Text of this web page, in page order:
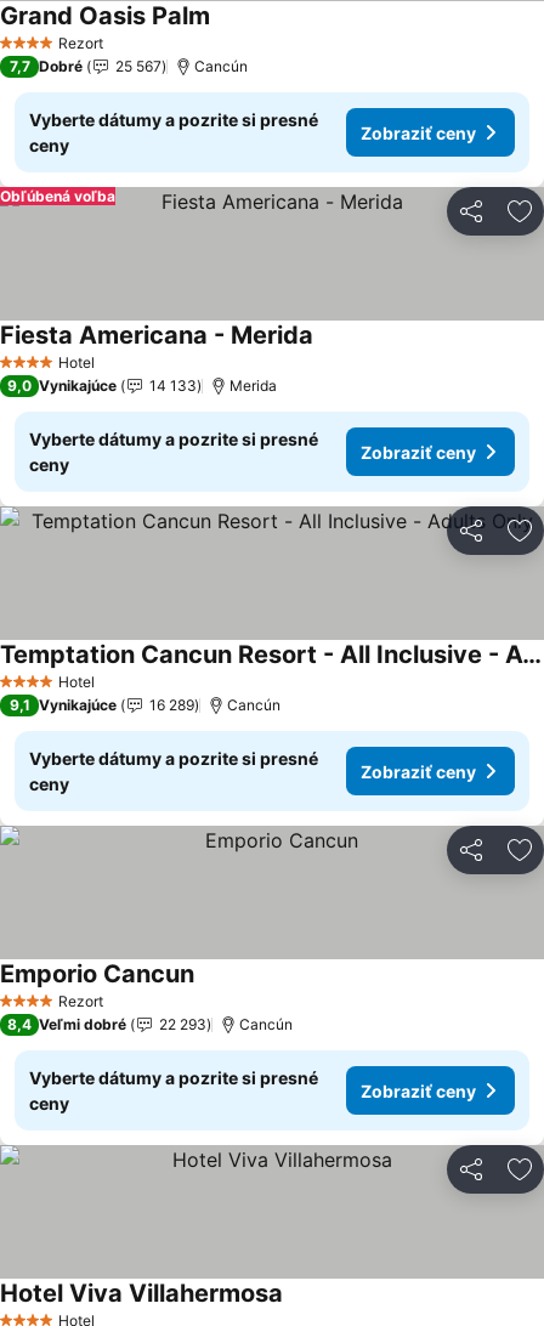
4 Počet hviezdičiek
Rezort
Grand Oasis Palm
7,7 Dobré 25 567 Cancún
Vyberte dátumy a pozrite si presné
ceny
Zobraziť ceny
Zdieľať
Obľúbená voľba
4 Počet hviezdičiek
Hotel
Fiesta Americana - Merida
9,0 Vynikajúce 14 133 Merida
Vyberte dátumy a pozrite si presné
ceny
Zobraziť ceny
Zdieľať
4 Počet hviezdičiek
Hotel
Temptation Cancun Resort - All Inclusive - Adults Only
Zobraziť ceny
9,1 Vynikajúce 16 289 Cancún
Vyberte dátumy a pozrite si presné
ceny
Zobraziť ceny
Zdieľať
4 Počet hviezdičiek
Rezort
Emporio CancunZobraziť ceny
8,4 Veľmi dobré 22 293 Cancún
Vyberte dátumy a pozrite si presné
ceny
Zobraziť ceny
Zdieľať
Hotel
Hotel Viva Villahermosa